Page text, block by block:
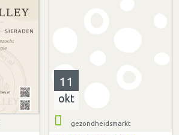
11
okt
gezondheidsmarkt